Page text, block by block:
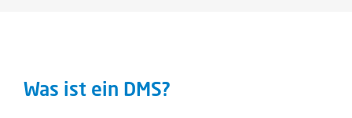
Was ist ein DMS?